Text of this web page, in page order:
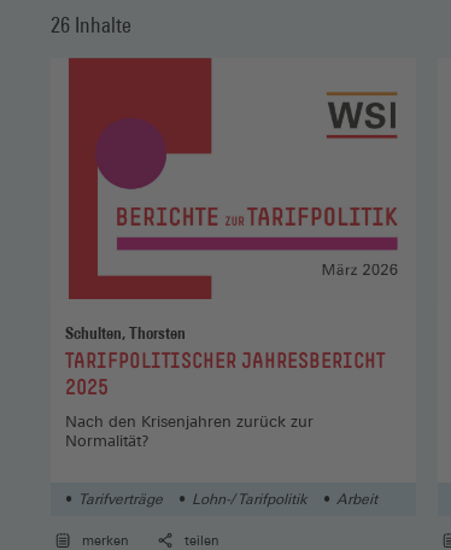
26 Inhalte
Schulten, Thorsten
:
TARIFPOLITISCHER JAHRESBERICHT
2025
Nach den Krisenjahren zurück zur
Normalität?
Tarifverträge Lohn-/ Tarifpolitik Arbeit
merken teilen